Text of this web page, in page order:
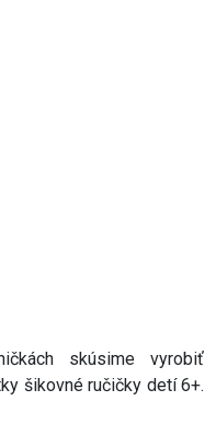
skúsime vyrobiť
šikovné ručičky detí 6+.